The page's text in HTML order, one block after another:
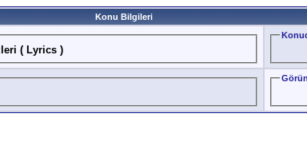
Konu Bilgileri
( Lyrics )